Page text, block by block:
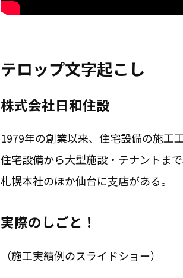
テロップ文字起こし
株式会社日和住設
1979年の創業以来、住宅設備の施工
住宅設備から大型施設・テナントま
札幌本社のほか仙台に支店がある。
実際のしごと！
（施工実績例のスライドショー）